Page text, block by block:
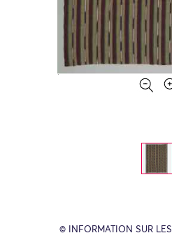
© INFORMATION SUR LES